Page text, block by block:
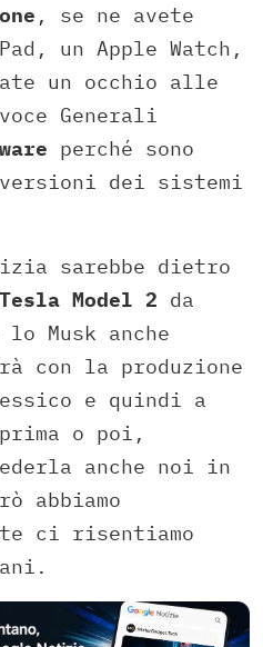
, se ne avete
un Apple Watch,
un occhio alle
Generali
perché sono
dei sistemi
sarebbe dietro
Tesla Model 2 da
Musk anche
con la produzione
e quindi a
o poi,
anche noi in
abbiamo
ci risentiamo